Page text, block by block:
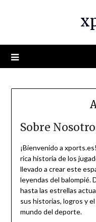
Sobre
¡Bienvenido a
rica historia de los
llevado a crear este
leyendas del balompié.
hasta las estrellas
sus historias, logros y
mundo del deporte.